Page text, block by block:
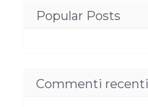
Popular Posts
Commenti recenti